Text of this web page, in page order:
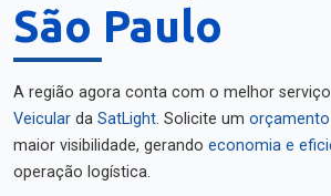
São Paulo
A região agora conta com o melhor
Veicular da SatLight. Solicite um
maior visibilidade, gerando economia e
operação logística.